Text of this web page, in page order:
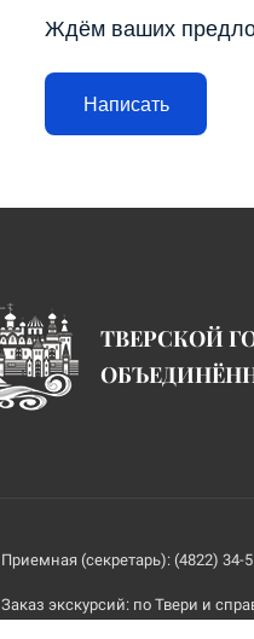
Ждём ваших
Написать
ТВЕРСКОЙ
Приемная (секретарь): (4822) 34-
Заказ экскурсий: по Твери и